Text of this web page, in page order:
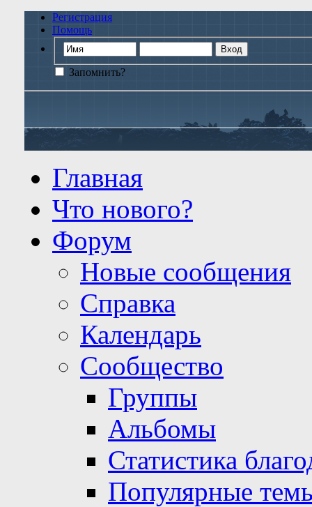
Регистрация
Помощь
Запомнить?
Главная
Что нового?
Форум
Новые сообщения
Справка
Календарь
Сообщество
Группы
Альбомы
Статистика
Популярные